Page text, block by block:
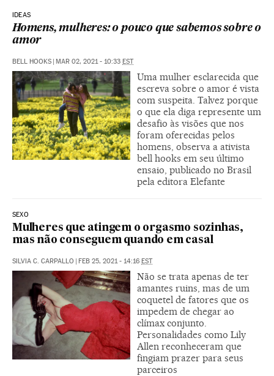
IDEAS
Homens, mulheres: o pouco que sabemos sobre o
amor
BELL HOOKS | MAR 02, 2021 - 10:33 EST
Uma mulher esclarecida que
escreva sobre o amor é vista
com suspeita. Talvez porque
o que ela diga represente um
desafio às visões que nos
foram oferecidas pelos
homens, observa a ativista
bell hooks em seu último
ensaio, publicado no Brasil
pela editora Elefante
SEXO
Mulheres que atingem o orgasmo sozinhas,
mas não conseguem quando em casal
SILVIA C. CARPALLO | FEB 25, 2021 - 14:16 EST
Não se trata apenas de ter
amantes ruins, mas de um
coquetel de fatores que os
impedem de chegar ao
clímax conjunto.
Personalidades como Lily
Allen reconheceram que
fingiam prazer para seus
parceiros